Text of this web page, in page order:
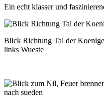
Ein echt klasser und
Blick Richtung Tal der
links Wueste